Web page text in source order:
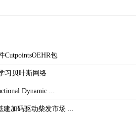
CutpointsOEHR包
习贝叶斯网络
Dynamic ...
加码驱动柴发市场 ...